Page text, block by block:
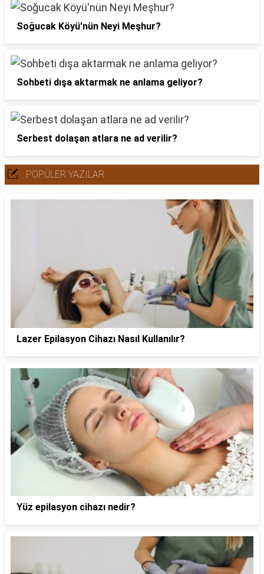
Soğucak Köyü'nün Neyi Meşhur?
Sohbeti dışa aktarmak ne anlama geliyor?
Serbest dolaşan atlara ne ad verilir?
POPÜLER YAZILAR
Lazer Epilasyon Cihazı Nasıl Kullanılır?
Yüz epilasyon cihazı nedir?